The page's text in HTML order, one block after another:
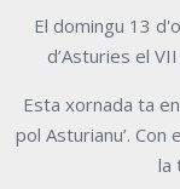
El domingu 13
d’Asturies el
Esta xornada ta
pol Asturianu’.
la